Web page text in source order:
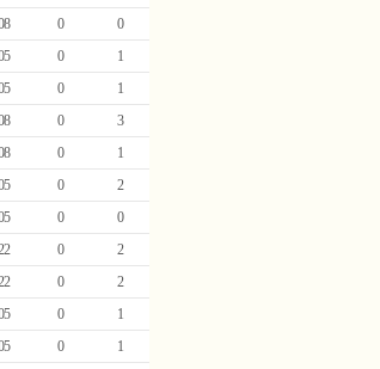
0 0
0 1
0 1
0 3
0 1
0 2
0 0
0 2
0 2
0 1
0 1